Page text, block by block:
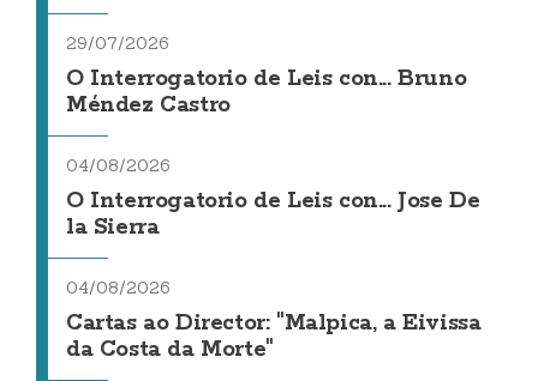
29/07/2026
O Interrogatorio de Leis con... Bruno
Méndez Castro
04/08/2026
O Interrogatorio de Leis con... Jose De
la Sierra
04/08/2026
Cartas ao Director: "Malpica, a Eivissa
da Costa da Morte"